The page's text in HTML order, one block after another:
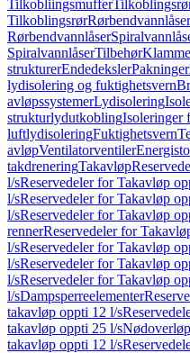
Tilkobliingsmuffer
TilkoblingsrørRørbendvannlåser
Rørbendvannlåser
SpiralvannlåserTilbehør
strukturerEndedekslerPakninger
lydisolering og fuktighetsvern
avløpssystemerLydisolering
strukturlydutkoblingIsoleringer
luftlydisoleringFuktighetsvern
avløpVentilatorventiler
takdreneringTakavløp
l/sReservedeler for Takavløp
l/sReservedeler for Takavløp
l/sReservedeler for Takavløp
rennerReservedeler for
l/sReservedeler for Takavløp
l/sReservedeler for Takavløp
l/sReservedeler for Takavløp
l/sDampsperreelementer
takavløp oppti 12 l/s
takavløp oppti 25 l/sNødoverløp
takavløp oppti 12 l/s